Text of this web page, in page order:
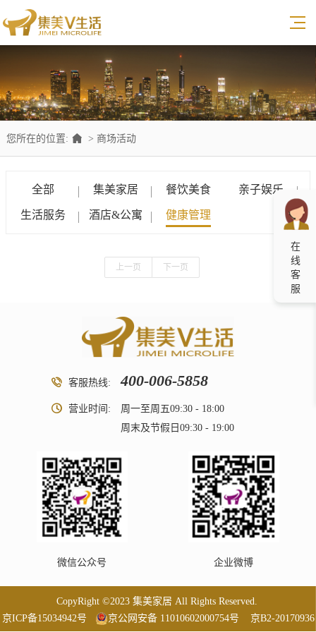
在
线
客
服
您所在的位置: > 商场活动
全部 集美家居 餐饮美食 亲子娱乐
生活服务 酒店&公寓 健康管理
上一页 下一页
客服热线: 400-006-5858
营业时间:
周一至周五09:30 - 18:00
周末及节假日09:30 - 19:00
微信公众号 企业微博
CopyRight ©2023 集美家居 All Rights Reserved.
京ICP备15034942号
京公网安备 11010602000754号 京B2-20170936